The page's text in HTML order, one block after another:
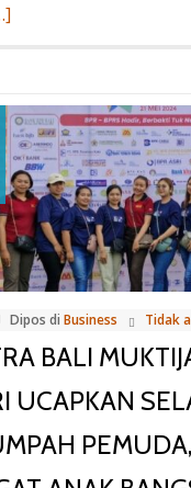
BPR
Mitra
Bali
Dipos di Business Tidak
BALI
UCAPKAN